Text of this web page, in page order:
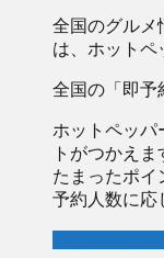
全国のグルメ
は、ホットペ
全国の「即予
ホットペッパ
トがつかえま
たまったポイ
予約人数に応